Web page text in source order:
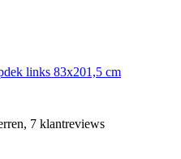
links 83x201,5 cm
7 klantreviews